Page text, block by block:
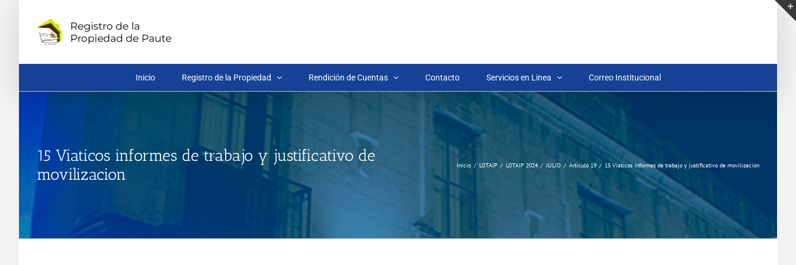
contenido
Inicio Registro de la Propiedad Rendición de Cuentas Contacto Servicios en Linea Correo Institucional
15 Viaticos informes de trabajo y justificativo de
movilizacion
Inicio LOTAIP LOTAIP 2024 JULIO Articulo 19 15 Viaticos informes de trabajo y justificativo de movilizacion